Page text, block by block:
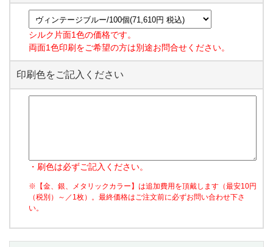
シルク片面1色の価格です。
両面1色印刷をご希望の方は別途お問合せください。
印刷色をご記入ください
・刷色は必ずご記入ください。
※【金、銀、メタリックカラー】は追加費用を頂戴します（最安10円
（税別）～／1枚）。最終価格はご注文前に必ずお問い合わせ下さ
い。